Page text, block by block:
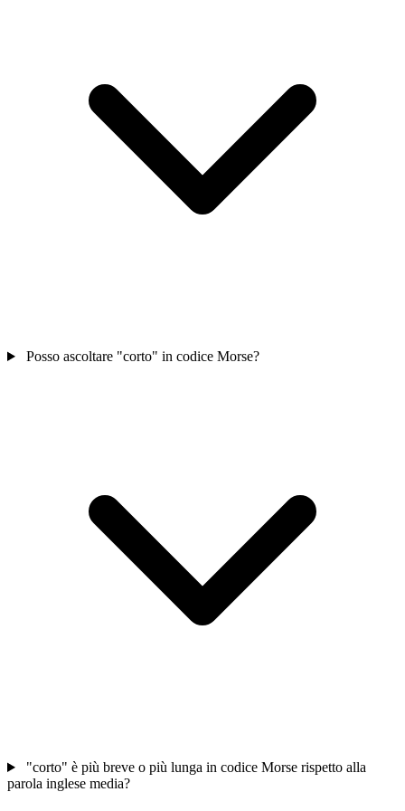
Posso ascoltare "corto" in codice Morse?
"corto" è più breve o più lunga in codice Morse rispetto alla
parola inglese media?